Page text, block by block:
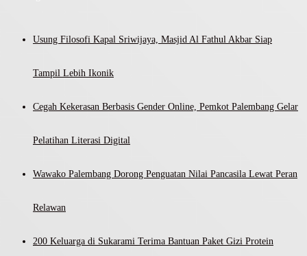
Usung Filosofi Kapal Sriwijaya, Masjid Al Fathul Akbar Siap
Tampil Lebih Ikonik
Cegah Kekerasan Berbasis Gender Online, Pemkot Palembang Gelar
Pelatihan Literasi Digital
Wawako Palembang Dorong Penguatan Nilai Pancasila Lewat Peran
Relawan
200 Keluarga di Sukarami Terima Bantuan Paket Gizi Protein